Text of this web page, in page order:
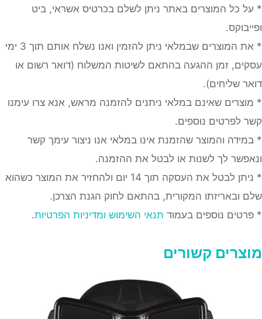
* על כל המוצרים באתר ניתן לשלם בכרטיס אשראי, ביט
ופייבוקס.
* את המוצרים שבמלאי ניתן להזמין ואנו נשלח אותם תוך 3 ימי
עסקים, זמן ההגעה בהתאם לשיטות המשלוח (דואר רשום או
דואר שליחים).
* מוצרים שאינם במלאי ניתנים להזמנה מראש, אנא צרו עימנו
קשר לפרטים נוספים.
* במידה והמוצר שהזמנת אינו במלאי אנו ניצור עימך קשר
ונאפשר לך לשנות או לבטל את ההזמנה.
* ניתן לבטל את העסקה תוך 14 יום ולהחזיר את המוצר כשהוא
שלם ובאריזתו המקורית, בהתאם לחוק הגנת הצרכן.
* פרטים נוספים בעמוד תנאי השימוש ומדיניות הפרטיות.
מוצרים קשורים